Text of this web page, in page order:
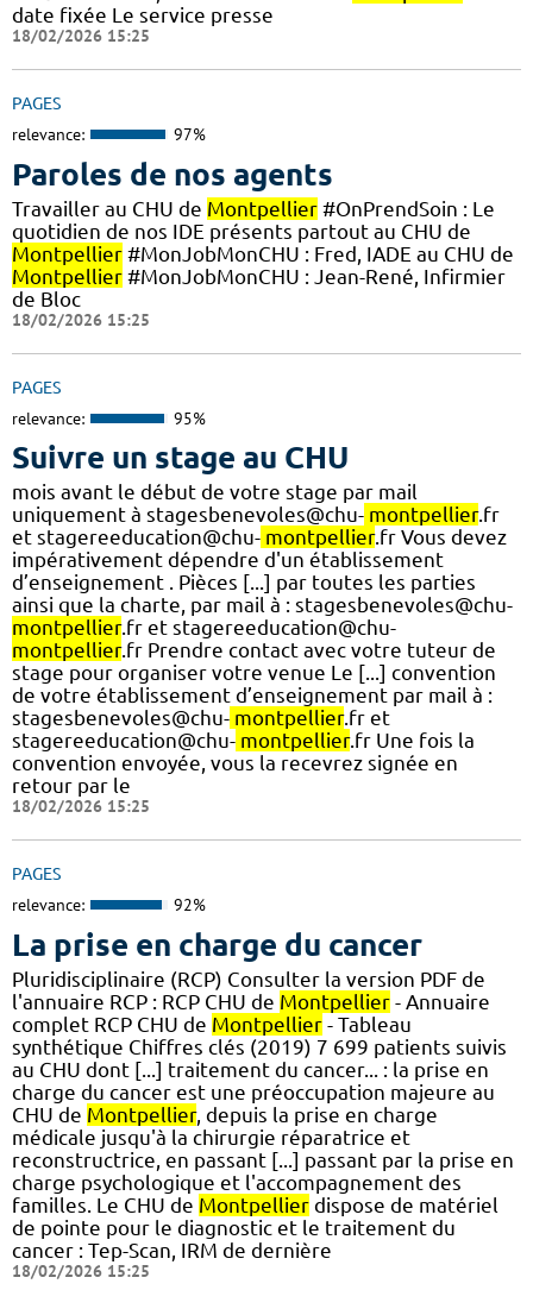
date fixée Le service presse
18/02/2026 15:25
PAGES
relevance: 97%
Paroles de nos agents
Travailler au CHU de Montpellier #OnPrendSoin : Le
quotidien de nos IDE présents partout au CHU de
Montpellier #MonJobMonCHU : Fred, IADE au CHU de
Montpellier #MonJobMonCHU : Jean-René, Infirmier
de Bloc
18/02/2026 15:25
PAGES
relevance: 95%
Suivre un stage au CHU
mois avant le début de votre stage par mail
uniquement à stagesbenevoles@chu- montpellier.fr
et stagereeducation@chu- montpellier.fr Vous devez
impérativement dépendre d'un établissement
d’enseignement . Pièces [...] par toutes les parties
ainsi que la charte, par mail à : stagesbenevoles@chu-
montpellier.fr et stagereeducation@chu-
montpellier.fr Prendre contact avec votre tuteur de
stage pour organiser votre venue Le [...] convention
de votre établissement d’enseignement par mail à :
stagesbenevoles@chu- montpellier.fr et
stagereeducation@chu- montpellier.fr Une fois la
convention envoyée, vous la recevrez signée en
retour par le
18/02/2026 15:25
PAGES
relevance: 92%
La prise en charge du cancer
Pluridisciplinaire (RCP) Consulter la version PDF de
l'annuaire RCP : RCP CHU de Montpellier - Annuaire
complet RCP CHU de Montpellier - Tableau
synthétique Chiffres clés (2019) 7 699 patients suivis
au CHU dont [...] traitement du cancer... : la prise en
charge du cancer est une préoccupation majeure au
CHU de Montpellier, depuis la prise en charge
médicale jusqu'à la chirurgie réparatrice et
reconstructrice, en passant [...] passant par la prise en
charge psychologique et l'accompagnement des
familles. Le CHU de Montpellier dispose de matériel
de pointe pour le diagnostic et le traitement du
cancer : Tep-Scan, IRM de dernière
18/02/2026 15:25